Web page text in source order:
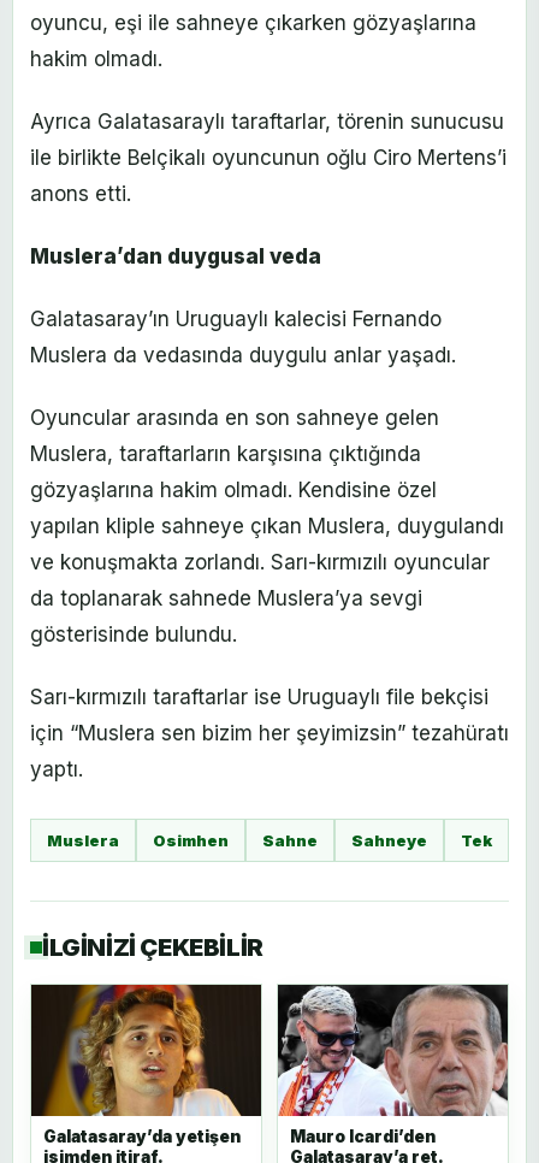
oyuncu, eşi ile sahneye çıkarken gözyaşlarına
hakim olmadı.
Ayrıca Galatasaraylı taraftarlar, törenin sunucusu
ile birlikte Belçikalı oyuncunun oğlu Ciro Mertens’i
anons etti.
Muslera’dan duygusal veda
Galatasaray’ın Uruguaylı kalecisi Fernando
Muslera da vedasında duygulu anlar yaşadı.
Oyuncular arasında en son sahneye gelen
Muslera, taraftarların karşısına çıktığında
gözyaşlarına hakim olmadı. Kendisine özel
yapılan kliple sahneye çıkan Muslera, duygulandı
ve konuşmakta zorlandı. Sarı-kırmızılı oyuncular
da toplanarak sahnede Muslera’ya sevgi
gösterisinde bulundu.
Sarı-kırmızılı taraftarlar ise Uruguaylı file bekçisi
için “Muslera sen bizim her şeyimizsin” tezahüratı
yaptı.
Muslera Osimhen Sahne Sahneye Tek
İLGİNİZİ ÇEKEBİLİR
Galatasaray’da yetişen
isimden itiraf.
Mauro Icardi’den
Galatasaray’a ret.